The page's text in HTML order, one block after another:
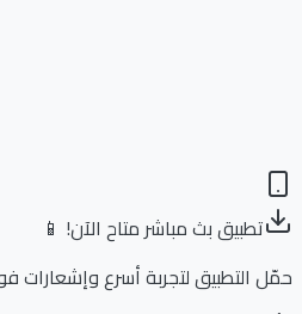
تطبيق بث مباشر متاح الآن! 📱
التطبيق لتجربة أسرع وإشعارات فورية